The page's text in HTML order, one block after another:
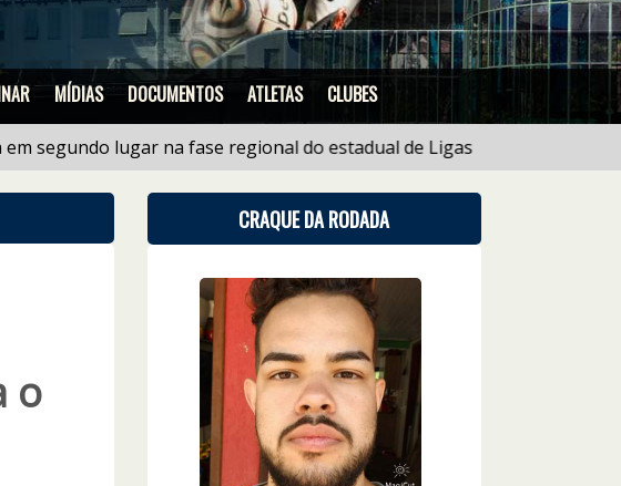
MÍDIAS DOCUMENTOS ATLETAS CLUBES
lugar na fase regional do estadual de Ligas Sub 17. |
o
CRAQUE DA RODADA